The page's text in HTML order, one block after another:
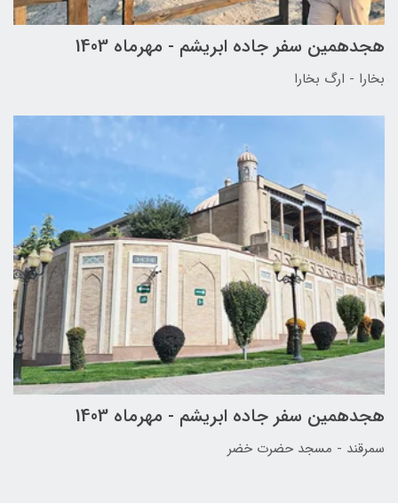
هجدهمین سفر جاده ابریشم - مهرماه 1403
بخارا - ارگ بخارا
هجدهمین سفر جاده ابریشم - مهرماه 1403
سمرقند - مسجد حضرت خضر